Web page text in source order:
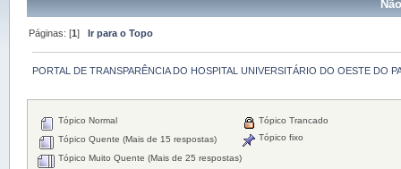
Páginas: [1]Ir para o Topo
PORTAL DE TRANSPARÊNCIA DO HOSPITAL UNIVERSITÁRIO DO OESTE DO
Tópico Normal
Tópico Quente (Mais de 15 respostas)
Tópico Muito Quente (Mais de 25 respostas)
Tópico Trancado
Tópico fixo